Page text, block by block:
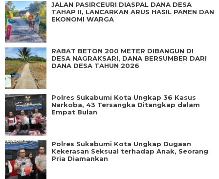
JALAN PASIRCEURI DIASPAL DANA DESA
TAHAP II, LANCARKAN ARUS HASIL PANEN DAN
EKONOMI WARGA
RABAT BETON 200 METER DIBANGUN DI
DESA NAGRAKSARI, DANA BERSUMBER DARI
DANA DESA TAHUN 2026
Polres Sukabumi Kota Ungkap 36 Kasus
Narkoba, 43 Tersangka Ditangkap dalam
Empat Bulan
Polres Sukabumi Kota Ungkap Dugaan
Kekerasan Seksual terhadap Anak, Seorang
Pria Diamankan